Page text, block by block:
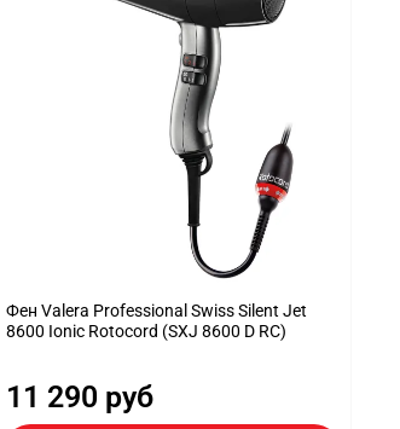
Фен Valera Professional Swiss Silent Jet
8600 Ionic Rotocord (SXJ 8600 D RC)
11 290 руб